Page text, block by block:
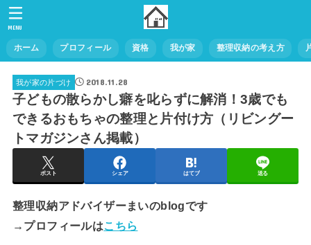
ホーム プロフィール 資格 我が家 整理収納の考え方
MENU
我が家の片づけ 2018.11.28
子どもの散らかし癖を叱らずに解消！3歳でも
できるおもちゃの整理と片付け方（リビングー
トマガジンさん掲載）
ポスト シェア はてブ 送る
整理収納アドバイザーまいのblogです
→プロフィールはこちら